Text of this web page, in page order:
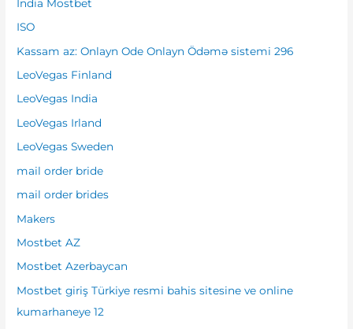
India Mostbet
ISO
Kassam az: Onlayn Ode Onlayn Ödəmə sistemi 296
LeoVegas Finland
LeoVegas India
LeoVegas Irland
LeoVegas Sweden
mail order bride
mail order brides
Makers
Mostbet AZ
Mostbet Azerbaycan
Mostbet giriş Türkiye resmi bahis sitesine ve online
kumarhaneye 12